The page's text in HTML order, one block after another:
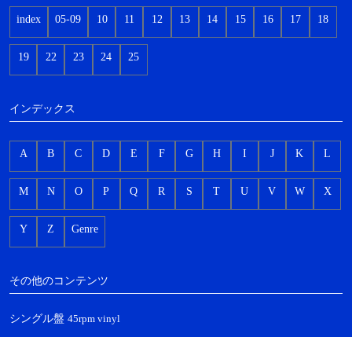
index 05-09 10 11 12 13 14 15 16 17 18
19 22 23 24 25
インデックス
A B C D E F G H I J K L
M N O P Q R S T U V W X
Y Z Genre
その他のコンテンツ
シングル盤 45rpm vinyl